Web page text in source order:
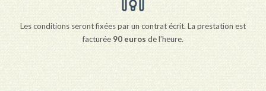
Les conditions seront fixées par un contrat écrit. La prestation est
facturée 90 euros de l’heure.